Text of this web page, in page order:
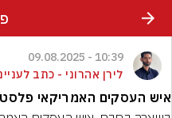
10:39 - 09.08.2025
לירן אהרוני - כתב
איש העסקים האמריקאי